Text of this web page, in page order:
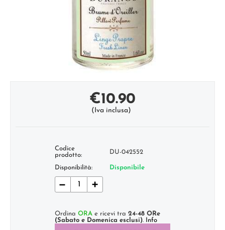
€10.90
(Iva inclusa)
Codice
prodotto:
DU-042552
Disponibilità: Disponibile
+
−
Ordina ORA e ricevi tra 24-48 ORe
(Sabato e Domenica esclusi). Info